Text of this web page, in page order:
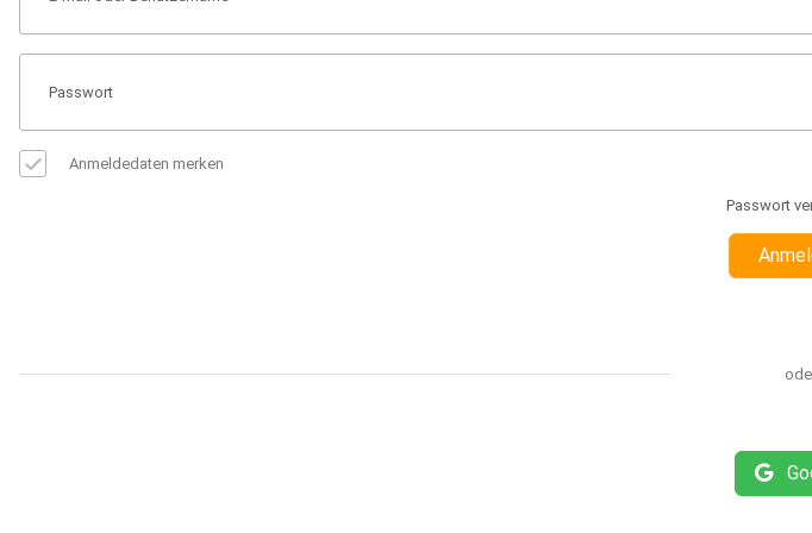
Anmeldedaten merken
Passwort